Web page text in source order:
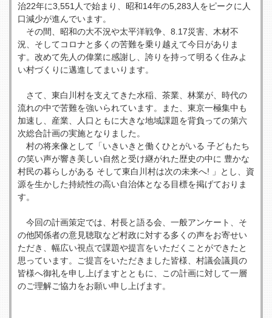
治22年に3,551人で始まり、昭和14年の5,283人をピークに人
口減少が進んでいます。
その間、昭和の⼤不況や太平洋戦争、8.17災害、⽊材不
況、そしてコロナと多くの苦難を乗り越えて今日がありま
す。改めて先人の偉業に感謝し、誇りを持って明るく住みよ
い村づくりに邁進してまいります。
さて、東⽩川村を⽀えてきた⽔稲、茶業、林業が、時代の
流れの中で苦難を強いられています。また、東京一極集中も
加速し、産業、人口ともに⼤きな地域課題を背負っての第六
次総合計画の実施となりました。
村の将来像として「いきいきと働くひとがいる 子どもたち
の笑い声が響き美しい自然と受け継がれた歴史の中に 豊かな
村⺠の暮らしがある そして東⽩川村は次の未来へ! 」とし、資
源を⽣かした持続性の高い自治体となる目標を掲げておりま
す。
今回の計画策定では、村⻑と語る会、一般アンケート、そ
の他関係者の意⾒聴取など村政に対する多くの声をお寄せい
ただき、幅広い視点で課題や提言をいただくことができたと
思っています。ご提言をいただきました皆様、村議会議員の
皆様へ御礼を申し上げますとともに、この計画に対して一層
のご理解ご協⼒をお願い申し上げます。